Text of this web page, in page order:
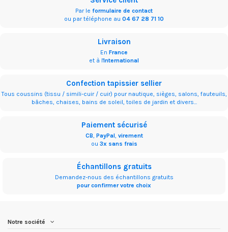
Par le formulaire de contact
ou par téléphone au 04 67 28 71 10
Livraison
En France
et à l'International
Confection tapissier sellier
Tous coussins (tissu / simili-cuir / cuir) pour nautique, sièges, salons, fauteuils,
bâches, chaises, bains de soleil, toiles de jardin et divers...
Paiement sécurisé
CB, PayPal, virement
ou 3x sans frais
Échantillons gratuits
Demandez-nous des échantillons gratuits
pour confirmer votre choix
Notre société